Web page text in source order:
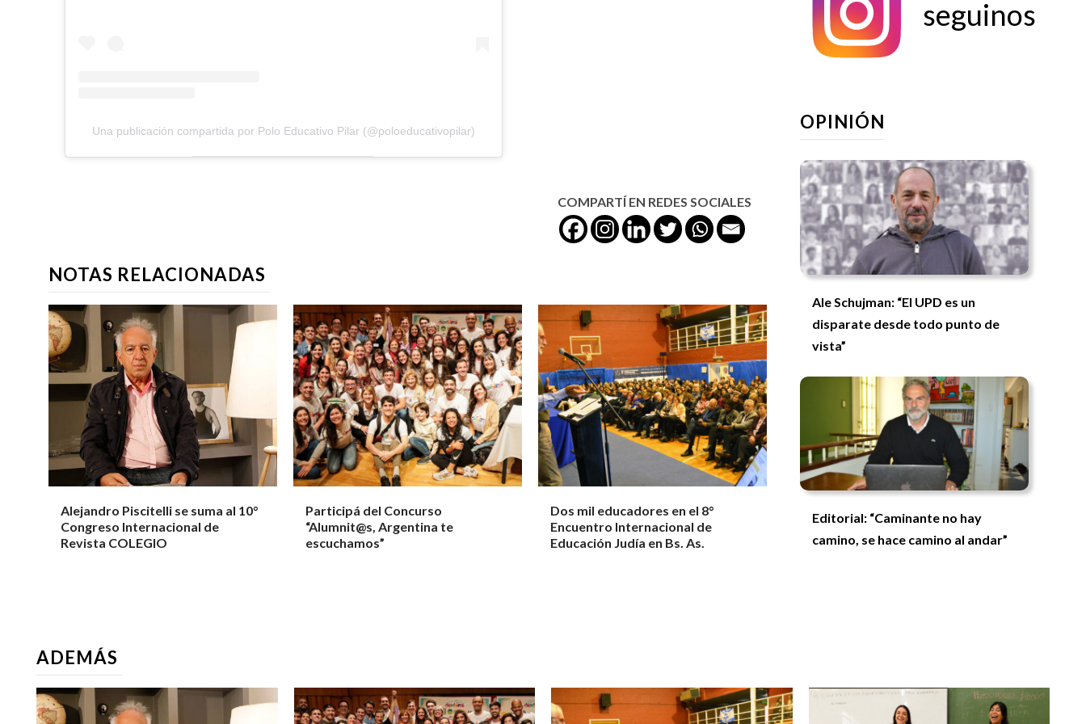
Una publicación compartida por Polo Educativo Pilar (@poloeducativopilar)
COMPARTÍ EN REDES SOCIALES
NOTAS RELACIONADAS
Alejandro Piscitelli se suma al 10°
Congreso Internacional de
Revista COLEGIO
Participá del Concurso
“Alumnit@s, Argentina te
escuchamos”
Dos mil educadores en el 8°
Encuentro Internacional de
Educación Judía en Bs. As.
seguinos
OPINIÓN
Ale Schujman: “El UPD es un
disparate desde todo punto de
vista”
Editorial: “Caminante no hay
camino, se hace camino al andar”
ADEMÁS